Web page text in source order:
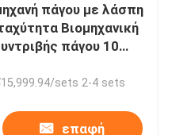
πάγου με λάσπη
Βιομηχανική
πάγου 10
ώρες
sets 2-4 sets
επαφή